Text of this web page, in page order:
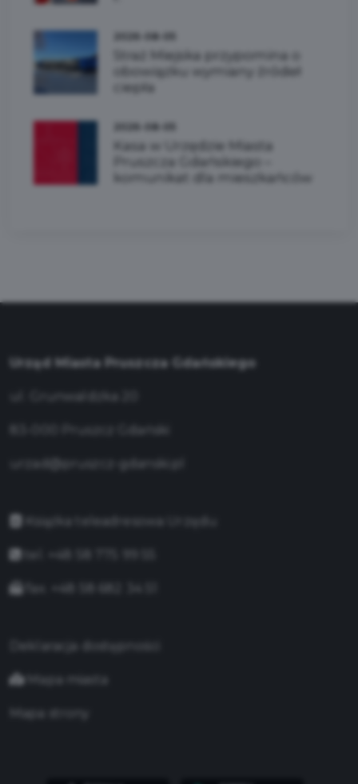
2026-08-05
Straż Miejska przypomina o
obowiązku wymiany źródeł
ciepła
2026-08-05
Kasa w Urzędzie Miasta
Pruszcza Gdańskiego –
komunikat dla mieszkańców
Urząd Miasta Pruszcza Gdańskiego
urzad@pruszcz-gdanski.pl
Książka teleadresowa Urzędu
Deklaracja dostępności
Mapa miasta
Mapa strony